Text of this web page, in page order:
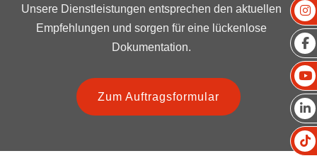
Unsere Dienstleistungen entsprechen den aktuellen
Empfehlungen und sorgen für eine lückenlose
Dokumentation.
Zum Auftragsformular